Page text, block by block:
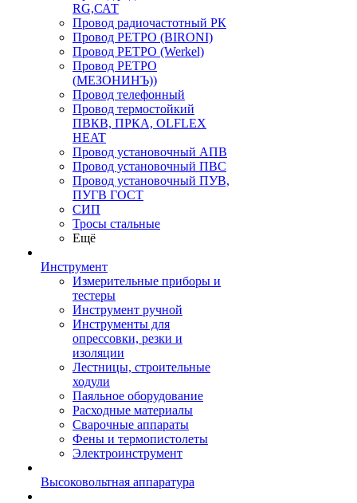
RG,САТ
Провод радиочастотный РК
Провод РЕТРО (BIRONI)
Провод РЕТРО (Werkel)
Провод РЕТРО
(МЕЗОНИНЪ))
Провод телефонный
Провод термостойкий
ПВКВ, ПРКА, OLFLEX
HEAT
Провод установочный АПВ
Провод установочный ПВС
Провод установочный ПУВ,
ПУГВ ГОСТ
СИП
Тросы стальные
Ещё
Инструмент
Измерительные приборы и
тестеры
Инструмент ручной
Инструменты для
опрессовки, резки и
изоляции
Лестницы, строительные
ходули
Паяльное оборудование
Расходные материалы
Сварочные аппараты
Фены и термопистолеты
Электроинструмент
Высоковольтная аппаратура